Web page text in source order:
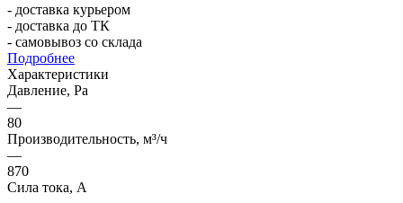
- доставка курьером
- доставка до ТК
- самовывоз со склада
Подробнее
Характеристики
Давление, Pa
—
80
Производительность, м³/ч
—
870
Сила тока, А